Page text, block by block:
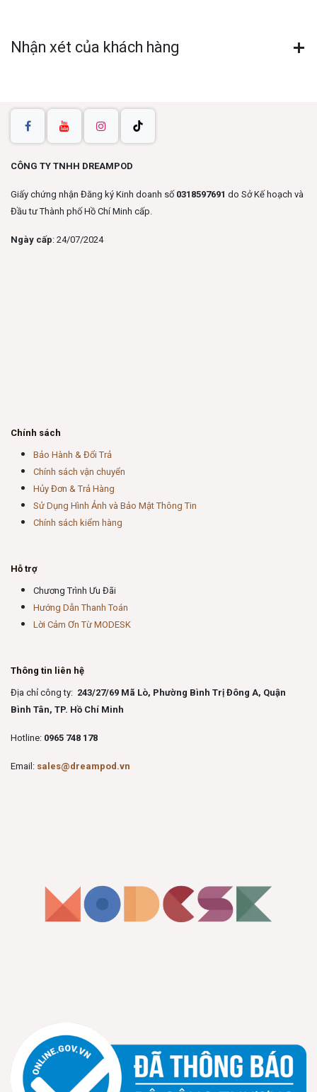
Nhận xét của khách hàng
CÔNG TY TNHH DREAMPOD
Giấy chứng nhận Đăng ký Kinh doanh số 0318597691 do Sở Kế hoạch và
Đầu tư Thành phố Hồ Chí Minh cấp.
Ngày cấp: 24/07/2024
Chính sách
Bảo Hành & Đổi Trả
Chính sách vận chuyển
Hủy Đơn & Trả Hàng
Sử Dụng Hình Ảnh và Bảo Mật Thông Tin
Chính sách kiểm hàng
Hỗ trợ
Chương Trình Ưu Đãi
Hướng Dẫn Thanh Toán
Lời Cảm Ơn Từ MODESK
Thông tin liên hệ
Địa chỉ công ty: 243/27/69 Mã Lò, Phường Bình Trị Đông A, Quận
Bình Tân, TP. Hồ Chí Minh
Hotline: 0965 748 178
Email: sales@dreampod.vn